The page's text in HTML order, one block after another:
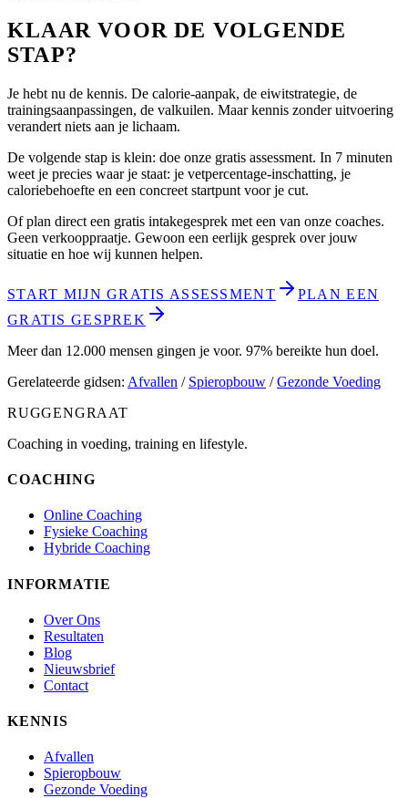
KLAAR VOOR DE VOLGENDE
STAP?
Je hebt nu de kennis. De calorie-aanpak, de eiwitstrategie, de
trainingsaanpassingen, de valkuilen. Maar kennis zonder uitvoering
verandert niets aan je lichaam.
De volgende stap is klein: doe onze gratis assessment. In 7 minuten
weet je precies waar je staat: je vetpercentage-inschatting, je
caloriebehoefte en een concreet startpunt voor je cut.
Of plan direct een gratis intakegesprek met een van onze coaches.
Geen verkooppraatje. Gewoon een eerlijk gesprek over jouw
situatie en hoe wij kunnen helpen.
START MIJN GRATIS ASSESSMENT
PLAN EEN
GRATIS GESPREK
Meer dan 12.000 mensen gingen je voor. 97% bereikte hun doel.
Gerelateerde gidsen: Afvallen / Spieropbouw / Gezonde Voeding
RUGGENGRAAT
Coaching in voeding, training en lifestyle.
COACHING
Online Coaching
Fysieke Coaching
Hybride Coaching
INFORMATIE
Over Ons
Resultaten
Blog
Nieuwsbrief
Contact
KENNIS
Afvallen
Spieropbouw
Gezonde Voeding